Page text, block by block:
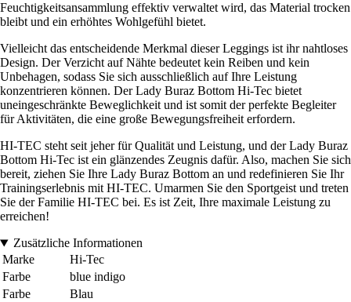
Feuchtigkeitsansammlung effektiv verwaltet wird, das Material trocken
bleibt und ein erhöhtes Wohlgefühl bietet.
Vielleicht das entscheidende Merkmal dieser Leggings ist ihr nahtloses
Design. Der Verzicht auf Nähte bedeutet kein Reiben und kein
Unbehagen, sodass Sie sich ausschließlich auf Ihre Leistung
konzentrieren können. Der Lady Buraz Bottom Hi-Tec bietet
uneingeschränkte Beweglichkeit und ist somit der perfekte Begleiter
für Aktivitäten, die eine große Bewegungsfreiheit erfordern.
HI-TEC steht seit jeher für Qualität und Leistung, und der Lady Buraz
Bottom Hi-Tec ist ein glänzendes Zeugnis dafür. Also, machen Sie sich
bereit, ziehen Sie Ihre Lady Buraz Bottom an und redefinieren Sie Ihr
Trainingserlebnis mit HI-TEC. Umarmen Sie den Sportgeist und treten
Sie der Familie HI-TEC bei. Es ist Zeit, Ihre maximale Leistung zu
erreichen!
Zusätzliche Informationen
Marke
Hi-Tec
Farbe
blue indigo
Farbe
Blau